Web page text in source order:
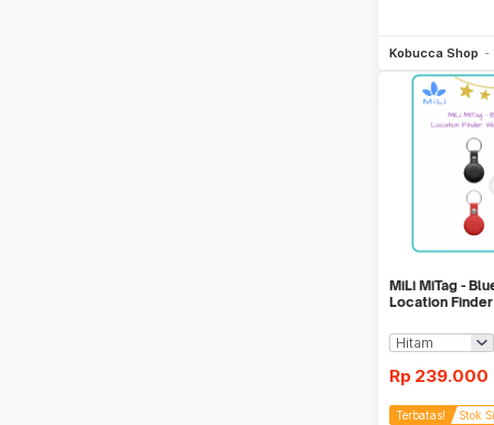
Kobucca Shop
MiLi MiTag -
Location
Rp 239.000
Terbatas! Stok